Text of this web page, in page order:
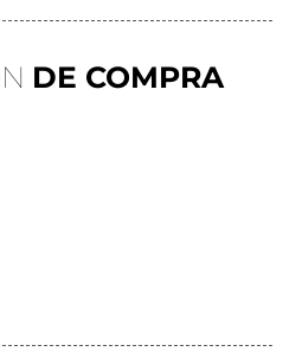
DE COMPRA